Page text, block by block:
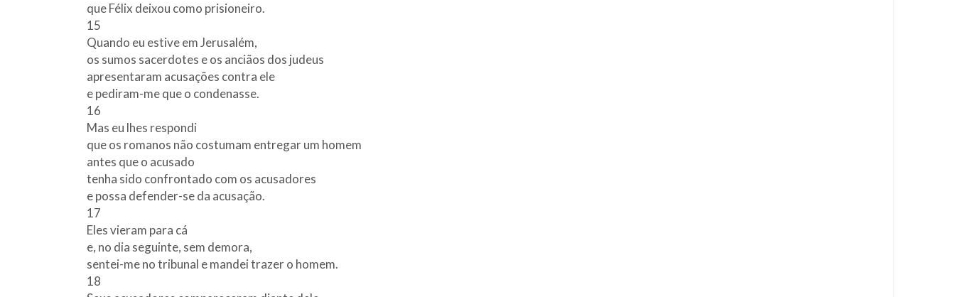
que Félix deixou como prisioneiro.
15
Quando eu estive em Jerusalém,
os sumos sacerdotes e os anciãos dos judeus
apresentaram acusações contra ele
e pediram-me que o condenasse.
16
Mas eu lhes respondi
que os romanos não costumam entregar um homem
antes que o acusado
tenha sido confrontado com os acusadores
e possa defender-se da acusação.
17
Eles vieram para cá
e, no dia seguinte, sem demora,
sentei-me no tribunal e mandei trazer o homem.
18